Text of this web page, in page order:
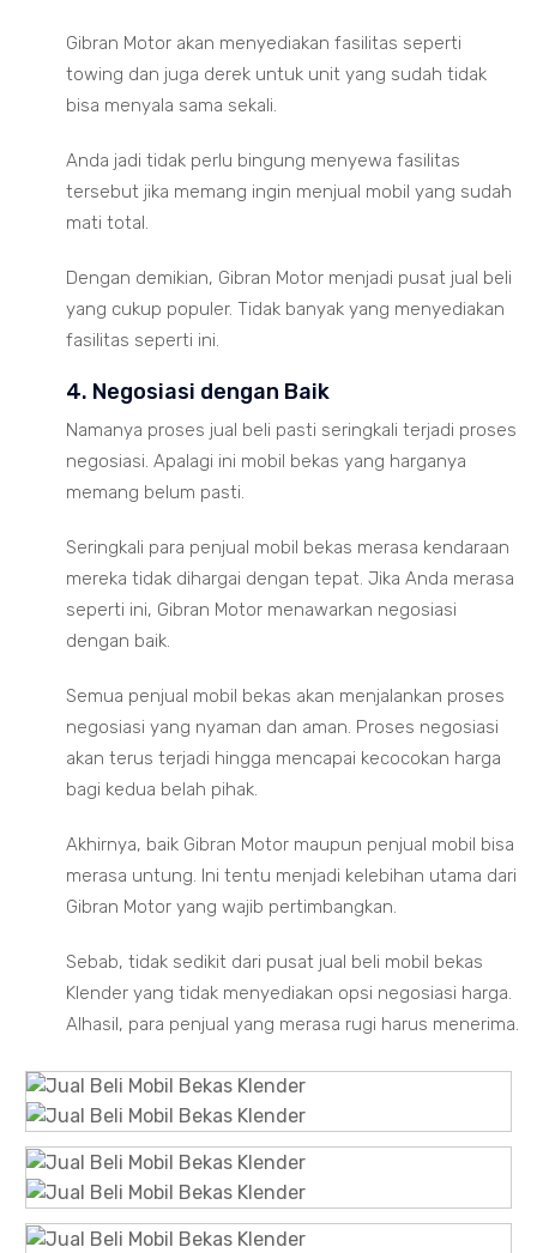
Gibran Motor akan menyediakan fasilitas seperti
towing dan juga derek untuk unit yang sudah tidak
bisa menyala sama sekali.
Anda jadi tidak perlu bingung menyewa fasilitas
tersebut jika memang ingin menjual mobil yang sudah
mati total.
Dengan demikian, Gibran Motor menjadi pusat jual beli
yang cukup populer. Tidak banyak yang menyediakan
fasilitas seperti ini.
4. Negosiasi dengan Baik
Namanya proses jual beli pasti seringkali terjadi proses
negosiasi. Apalagi ini mobil bekas yang harganya
memang belum pasti.
Seringkali para penjual mobil bekas merasa kendaraan
mereka tidak dihargai dengan tepat. Jika Anda merasa
seperti ini, Gibran Motor menawarkan negosiasi
dengan baik.
Semua penjual mobil bekas akan menjalankan proses
negosiasi yang nyaman dan aman. Proses negosiasi
akan terus terjadi hingga mencapai kecocokan harga
bagi kedua belah pihak.
Akhirnya, baik Gibran Motor maupun penjual mobil bisa
merasa untung. Ini tentu menjadi kelebihan utama dari
Gibran Motor yang wajib pertimbangkan.
Sebab, tidak sedikit dari pusat jual beli mobil bekas
Klender yang tidak menyediakan opsi negosiasi harga.
Alhasil, para penjual yang merasa rugi harus menerima.